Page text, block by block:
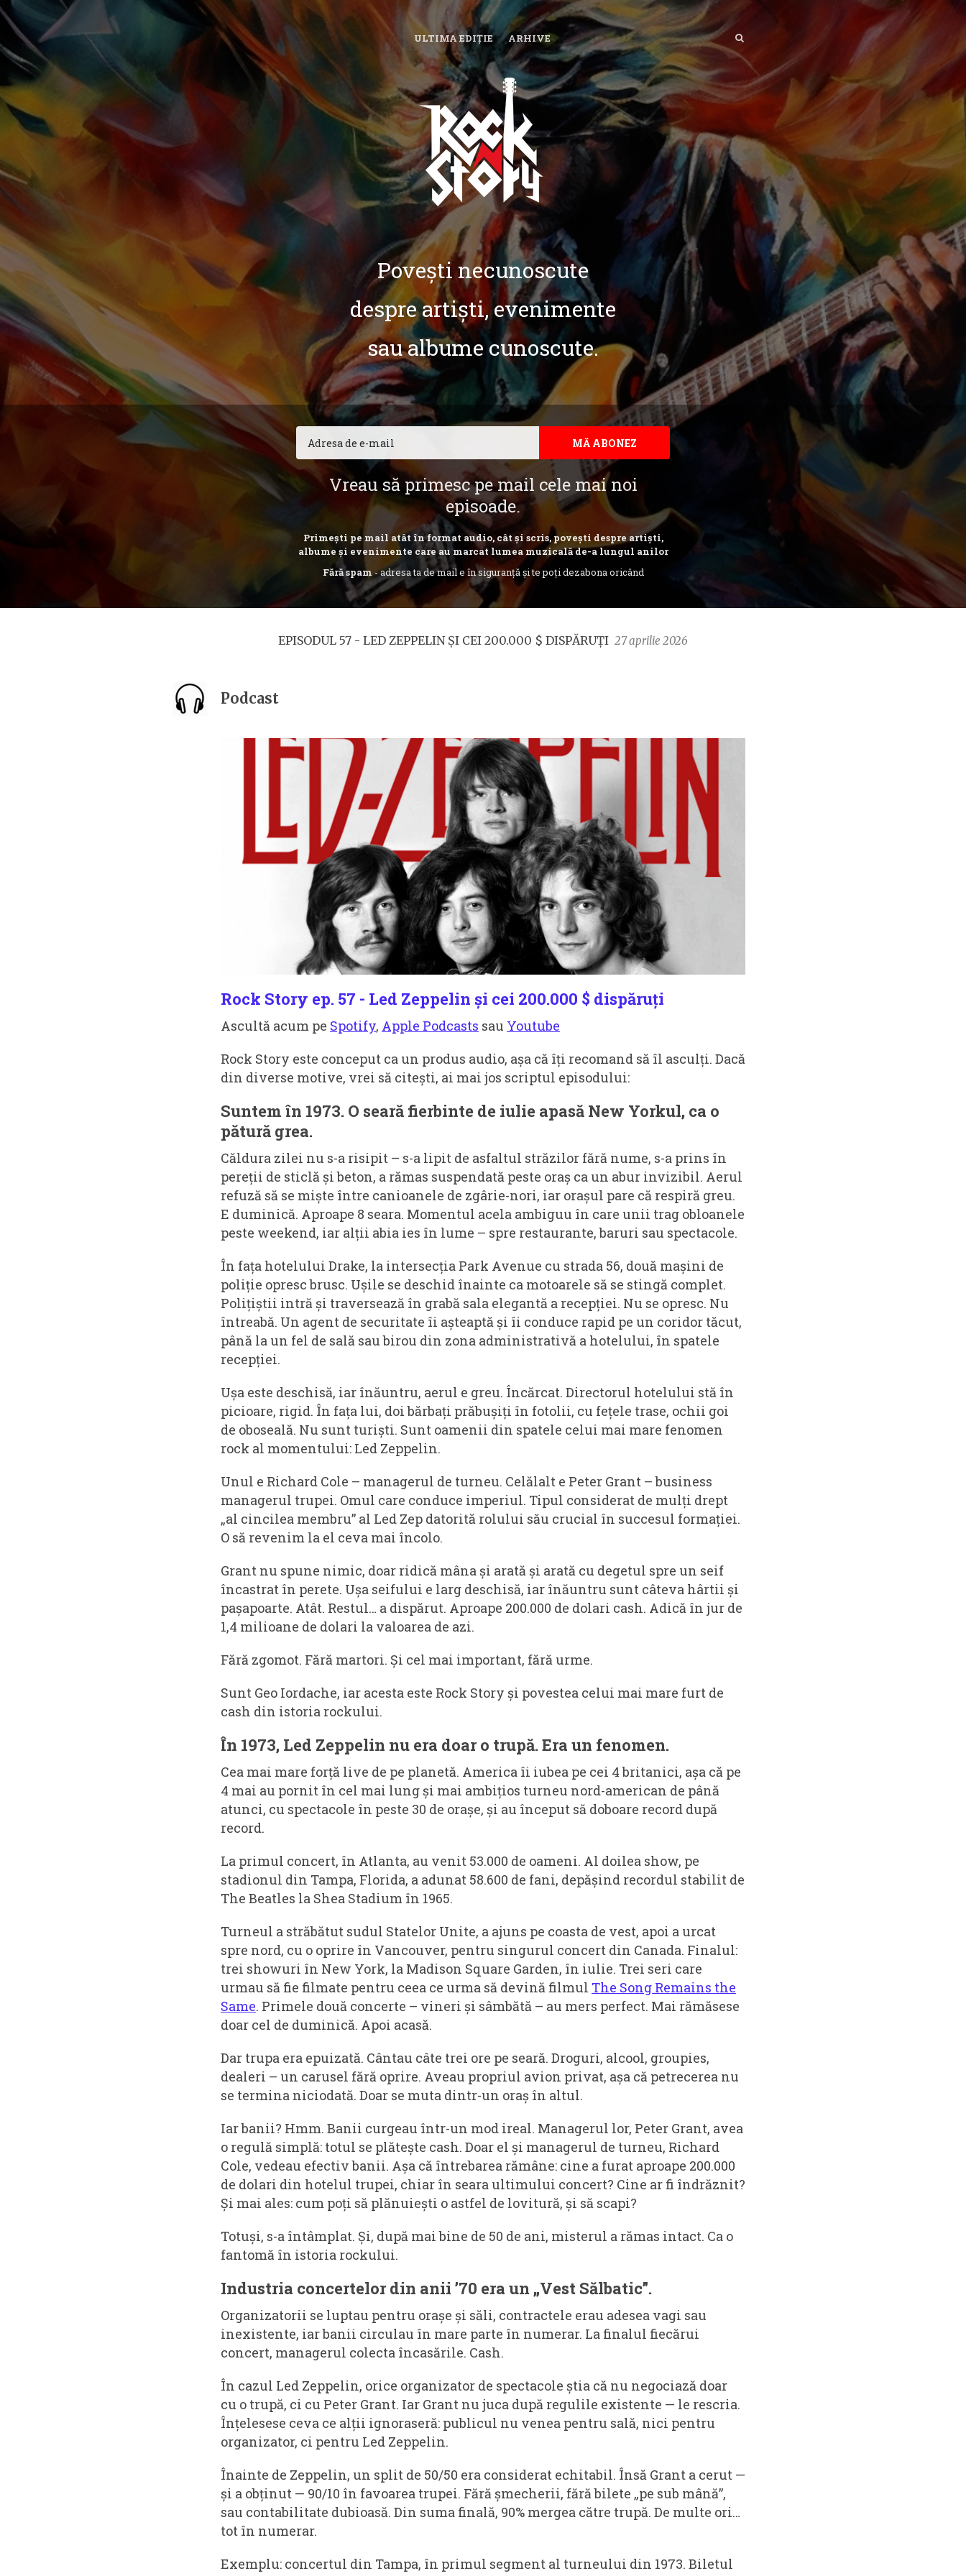
ULTIMA EDIȚIE ARHIVE SEARCH
TOGGLE
MENU
Povești necunoscute
despre artiști, evenimente
sau albume cunoscute.
MĂ ABONEZ
Vreau să primesc pe mail cele mai noi
episoade.
Primești pe mail atât în format audio, cât și scris, povești despre artiști,
albume și evenimente care au marcat lumea muzicală de-a lungul anilor
Fără spam- adresa ta de mail e în siguranță și te poți dezabona oricând
EPISODUL 57 - LED ZEPPELIN ȘI CEI 200.000 $ DISPĂRUȚI 27 aprilie 2026
Podcast
Rock Story ep. 57 - Led Zeppelin și cei 200.000 $ dispăruți
Ascultă acum pe Spotify, Apple Podcasts sau Youtube
Rock Story este conceput ca un produs audio, așa că îți recomand să îl asculți. Dacă
din diverse motive, vrei să citești, ai mai jos scriptul episodului:
Suntem în 1973. O seară fierbinte de iulie apasă New Yorkul, ca o
pătură grea.
Căldura zilei nu s-a risipit – s-a lipit de asfaltul străzilor fără nume, s-a prins în
pereții de sticlă și beton, a rămas suspendată peste oraș ca un abur invizibil. Aerul
refuză să se miște între canioanele de zgârie-nori, iar orașul pare că respiră greu.
E duminică. Aproape 8 seara. Momentul acela ambiguu în care unii trag obloanele
peste weekend, iar alții abia ies în lume – spre restaurante, baruri sau spectacole.
În fața hotelului Drake, la intersecția Park Avenue cu strada 56, două mașini de
poliție opresc brusc. Ușile se deschid înainte ca motoarele să se stingă complet.
Polițiștii intră și traversează în grabă sala elegantă a recepției. Nu se opresc. Nu
întreabă. Un agent de securitate îi așteaptă și îi conduce rapid pe un coridor tăcut,
până la un fel de sală sau birou din zona administrativă a hotelului, în spatele
recepției.
Ușa este deschisă, iar înăuntru, aerul e greu. Încărcat. Directorul hotelului stă în
picioare, rigid. În fața lui, doi bărbați prăbușiți în fotolii, cu fețele trase, ochii goi
de oboseală. Nu sunt turiști. Sunt oamenii din spatele celui mai mare fenomen
rock al momentului: Led Zeppelin.
Unul e Richard Cole – managerul de turneu. Celălalt e Peter Grant – business
managerul trupei. Omul care conduce imperiul. Tipul considerat de mulți drept
„al cincilea membru” al Led Zep datorită rolului său crucial în succesul formației.
O să revenim la el ceva mai încolo.
Grant nu spune nimic, doar ridică mâna și arată și arată cu degetul spre un seif
încastrat în perete. Ușa seifului e larg deschisă, iar înăuntru sunt câteva hârtii și
pașapoarte. Atât. Restul… a dispărut. Aproape 200.000 de dolari cash. Adică în jur de
1,4 milioane de dolari la valoarea de azi.
Fără zgomot. Fără martori. Și cel mai important, fără urme.
Sunt Geo Iordache, iar acesta este Rock Story și povestea celui mai mare furt de
cash din istoria rockului.
În 1973, Led Zeppelin nu era doar o trupă. Era un fenomen.
Cea mai mare forță live de pe planetă. America îi iubea pe cei 4 britanici, așa că pe
4 mai au pornit în cel mai lung și mai ambițios turneu nord-american de până
atunci, cu spectacole în peste 30 de orașe, și au început să doboare record după
record.
La primul concert, în Atlanta, au venit 53.000 de oameni. Al doilea show, pe
stadionul din Tampa, Florida, a adunat 58.600 de fani, depășind recordul stabilit de
The Beatles la Shea Stadium în 1965.
Turneul a străbătut sudul Statelor Unite, a ajuns pe coasta de vest, apoi a urcat
spre nord, cu o oprire în Vancouver, pentru singurul concert din Canada. Finalul:
trei showuri în New York, la Madison Square Garden, în iulie. Trei seri care
urmau să fie filmate pentru ceea ce urma să devină filmul The Song Remains the
Same. Primele două concerte – vineri și sâmbătă – au mers perfect. Mai rămăsese
doar cel de duminică. Apoi acasă.
Dar trupa era epuizată. Cântau câte trei ore pe seară. Droguri, alcool, groupies,
dealeri – un carusel fără oprire. Aveau propriul avion privat, așa că petrecerea nu
se termina niciodată. Doar se muta dintr-un oraș în altul.
Iar banii? Hmm. Banii curgeau într-un mod ireal. Managerul lor, Peter Grant, avea
o regulă simplă: totul se plătește cash. Doar el și managerul de turneu, Richard
Cole, vedeau efectiv banii. Așa că întrebarea rămâne: cine a furat aproape 200.000
de dolari din hotelul trupei, chiar în seara ultimului concert? Cine ar fi îndrăznit?
Și mai ales: cum poți să plănuiești o astfel de lovitură, și să scapi?
Totuși, s-a întâmplat. Și, după mai bine de 50 de ani, misterul a rămas intact. Ca o
fantomă în istoria rockului.
Industria concertelor din anii ’70 era un „Vest Sălbatic”.
Organizatorii se luptau pentru orașe și săli, contractele erau adesea vagi sau
inexistente, iar banii circulau în mare parte în numerar. La finalul fiecărui
concert, managerul colecta încasările. Cash.
În cazul Led Zeppelin, orice organizator de spectacole știa că nu negociază doar
cu o trupă, ci cu Peter Grant. Iar Grant nu juca după regulile existente — le rescria.
Înțelesese ceva ce alții ignoraseră: publicul nu venea pentru sală, nici pentru
organizator, ci pentru Led Zeppelin.
Înainte de Zeppelin, un split de 50/50 era considerat echitabil. Însă Grant a cerut —
și a obținut — 90/10 în favoarea trupei. Fără șmecherii, fără bilete „pe sub mână”,
sau contabilitate dubioasă. Din suma finală, 90% mergea către trupă. De multe ori…
tot în numerar.
Exemplu: concertul din Tampa, în primul segment al turneului din 1973. Biletul